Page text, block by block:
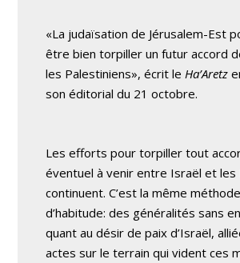
«La judaïsation de Jérusalem-Est
être bien torpiller un futur accord
les Palestiniens», écrit le Ha’Aretz
son éditorial du 21 octobre.
Les efforts pour torpiller tout
éventuel à venir entre Israël et les
continuent. C’est la même
d’habitude: des généralités sans
quant au désir de paix d’Israël,
actes sur le terrain qui vident ces